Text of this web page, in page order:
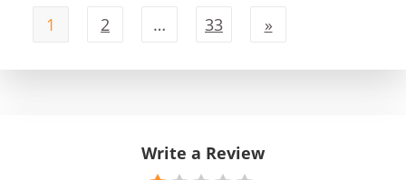
1 2 … 33 »
Write a Review